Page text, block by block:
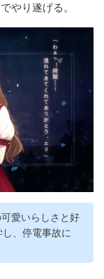
やり遂げる。
愛いらしさと好
、停電事故に